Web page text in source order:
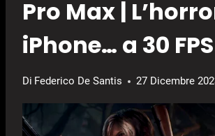
Pro Max |
iPhone… a 30 FPS
Di Federico De Santis 27 Dicembre